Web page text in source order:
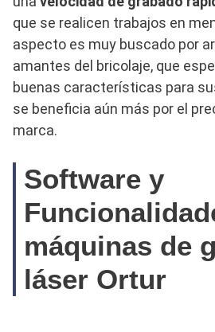
que se realicen trabajos en
aspecto es muy buscado por
amantes del bricolaje, que
buenas características para
se beneficia aún más por el
marca.
Software y
máquinas de
láser Ortur